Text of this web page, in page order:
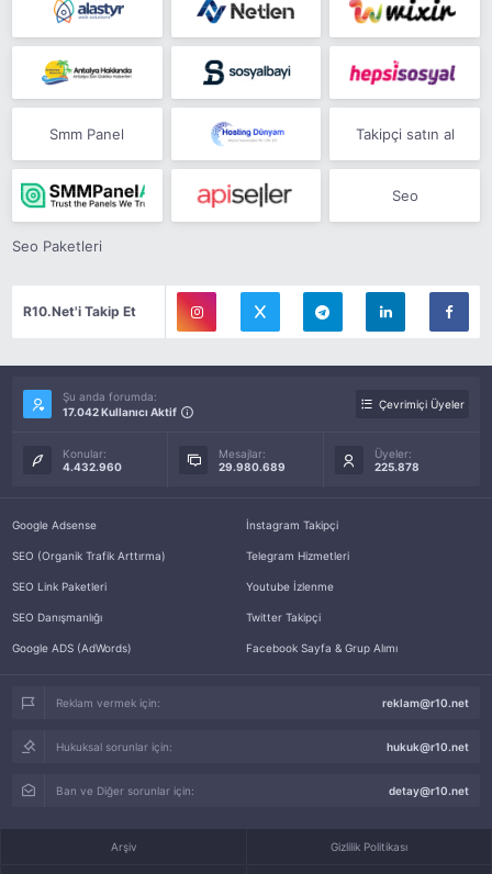
Smm Panel Takipçi satın al
Seo
Seo Paketleri
R10.Net'i Takip Et
Şu anda forumda:
17.042 Kullanıcı Aktif
Çevrimiçi Üyeler
Konular:
4.432.960
Mesajlar:
29.980.689
Üyeler:
225.878
Google Adsense
SEO (Organik Trafik Arttırma)
SEO Link Paketleri
SEO Danışmanlığı
Google ADS (AdWords)
İnstagram Takipçi
Telegram Hizmetleri
Youtube İzlenme
Twitter Takipçi
Facebook Sayfa & Grup Alımı
Reklam vermek için: reklam@r10.net
Hukuksal sorunlar için: hukuk@r10.net
Ban ve Diğer sorunlar için: detay@r10.net
Arşiv Gizlilik Politikası